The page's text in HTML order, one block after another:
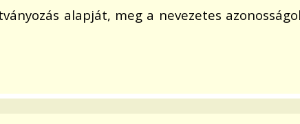
alapját, meg a nevezetes